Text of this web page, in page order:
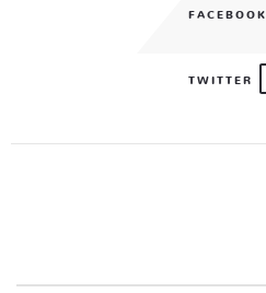
FACEBOOK
TWITTER